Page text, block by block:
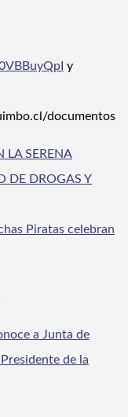
y
documentos
LA SERENA
DE DROGAS Y
Piratas celebran